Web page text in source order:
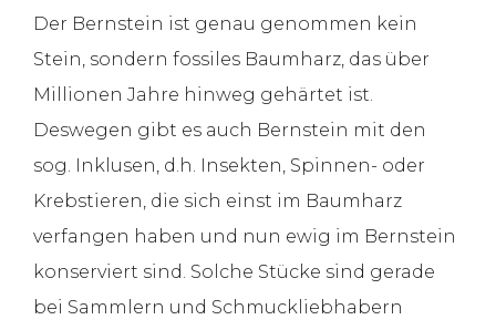
Der Bernstein ist genau genommen kein
Stein, sondern fossiles Baumharz, das über
Millionen Jahre hinweg gehärtet ist.
Deswegen gibt es auch Bernstein mit den
sog. Inklusen, d.h. Insekten, Spinnen- oder
Krebstieren, die sich einst im Baumharz
verfangen haben und nun ewig im Bernstein
konserviert sind. Solche Stücke sind gerade
bei Sammlern und Schmuckliebhabern